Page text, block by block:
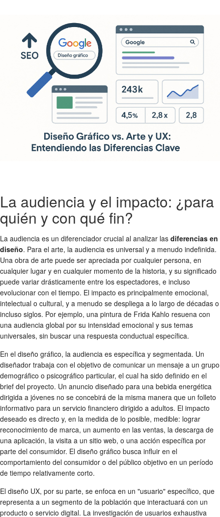
La audiencia y el impacto: ¿para
quién y con qué fin?
La audiencia es un diferenciador crucial al analizar las diferencias en
diseño. Para el arte, la audiencia es universal y a menudo indefinida.
Una obra de arte puede ser apreciada por cualquier persona, en
cualquier lugar y en cualquier momento de la historia, y su significado
puede variar drásticamente entre los espectadores, e incluso
evolucionar con el tiempo. El impacto es principalmente emocional,
intelectual o cultural, y a menudo se despliega a lo largo de décadas o
incluso siglos. Por ejemplo, una pintura de Frida Kahlo resuena con
una audiencia global por su intensidad emocional y sus temas
universales, sin buscar una respuesta conductual específica.
En el diseño gráfico, la audiencia es específica y segmentada. Un
diseñador trabaja con el objetivo de comunicar un mensaje a un grupo
demográfico o psicográfico particular, el cual ha sido definido en el
brief del proyecto. Un anuncio diseñado para una bebida energética
dirigida a jóvenes no se concebirá de la misma manera que un folleto
informativo para un servicio financiero dirigido a adultos. El impacto
deseado es directo y, en la medida de lo posible, medible: lograr
reconocimiento de marca, un aumento en las ventas, la descarga de
una aplicación, la visita a un sitio web, o una acción específica por
parte del consumidor. El diseño gráfico busca influir en el
comportamiento del consumidor o del público objetivo en un período
de tiempo relativamente corto.
El diseño UX, por su parte, se enfoca en un "usuario" específico, que
representa a un segmento de la población que interactuará con un
producto o servicio digital. La investigación de usuarios exhaustiva